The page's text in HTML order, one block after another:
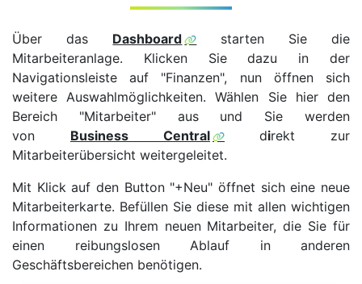
Über das Dashboard
starten Sie die
Mitarbeiteranlage. Klicken Sie dazu in der
Navigationsleiste auf "Finanzen", nun öffnen sich
weitere Auswahlmöglichkeiten. Wählen Sie hier den
Bereich "Mitarbeiter" aus und Sie werden
von Business Central direkt zur
Mitarbeiterübersicht weitergeleitet.
Mit Klick auf den Button "+Neu" öffnet sich eine neue
Mitarbeiterkarte. Befüllen Sie diese mit allen wichtigen
Informationen zu Ihrem neuen Mitarbeiter, die Sie für
einen reibungslosen Ablauf in anderen
Geschäftsbereichen benötigen.